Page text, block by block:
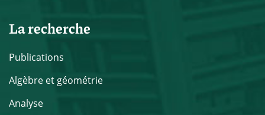
La recherche
Publications
Algèbre et géométrie
Analyse